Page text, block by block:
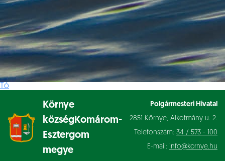
Tó
Környe
község Komárom-
Esztergom
megye
Polgármesteri Hivatal
2851 Környe, Alkotmány u. 2.
Telefonszám: 34 / 573 - 100
E-mail: info@kornye.hu